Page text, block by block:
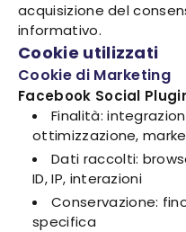
acquisizione del
informativo.
Cookie utilizzati
Cookie di Marketing
Facebook Social
Finalità:
ottimizzazione,
Dati raccolti:
ID, IP, interazioni
Conservazione:
specifica